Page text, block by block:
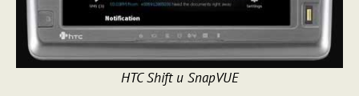
HTC Shift и SnapVUE